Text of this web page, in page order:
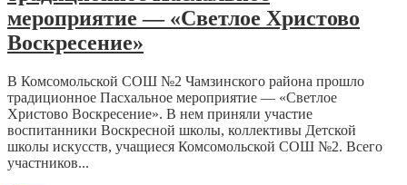
мероприятие — «Светлое Христово
Воскресение»
В Комсомольской СОШ №2 Чамзинского района прошло
традиционное Пасхальное мероприятие — «Светлое
Христово Воскресение». В нем приняли участие
воспитанники Воскресной школы, коллективы Детской
школы искусств, учащиеся Комсомольской СОШ №2. Всего
участников...